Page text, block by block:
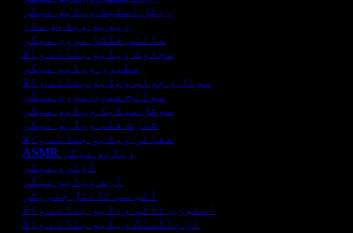
ریئل اسٹیٹ ویڈیو میکر
ریویو ویڈیو ساز
سائنس فکشن مووی میکر
سجاوٹ ویڈیو بنانے والا
سطیری ویڈیو میکر
سوال و جواب ویڈیو بنانے والا
سوانح عمری مووی میکر
سوشل میڈیا ویڈیو میکر
شارٹ فلم ویڈیو میکر
صفائی ویڈیو بنانے والا
ASMR ویڈیو میکر
آؤٹرو میکر
آرٹ ویڈیو میکر
آٹو سب ٹائٹل جنریٹر
اسٹوری ٹائم ویڈیو بنانے والا
ان باکسنگ ویڈیو بنانے والا